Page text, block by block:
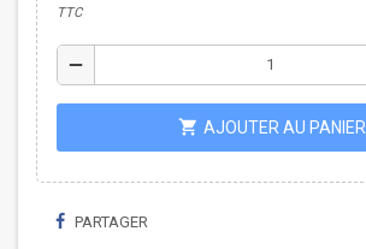
TTC
remove
shopping_cart AJOUTER AU PANIER
PARTAGER